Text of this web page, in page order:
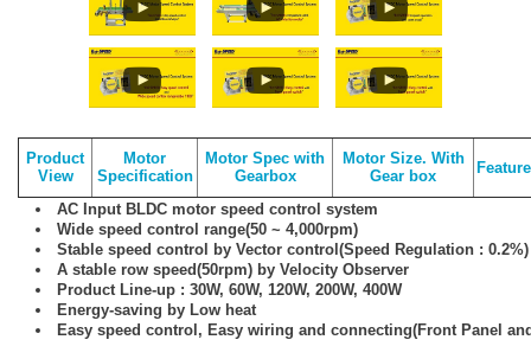
Product
View
Motor
Specification
Motor Spec with
Gearbox
Motor Size. With
Gear box
Feature
AC Input BLDC motor speed control system
Wide speed control range(50 ~ 4,000rpm)
Stable speed control by Vector control(Speed Regulation : 0.2%)
A stable row speed(50rpm) by Velocity Observer
Product Line-up : 30W, 60W, 120W, 200W, 400W
Energy-saving by Low heat
Easy speed control, Easy wiring and connecting(Front Panel